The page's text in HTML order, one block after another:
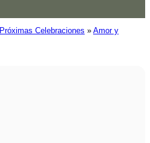
Próximas Celebraciones » Amor y